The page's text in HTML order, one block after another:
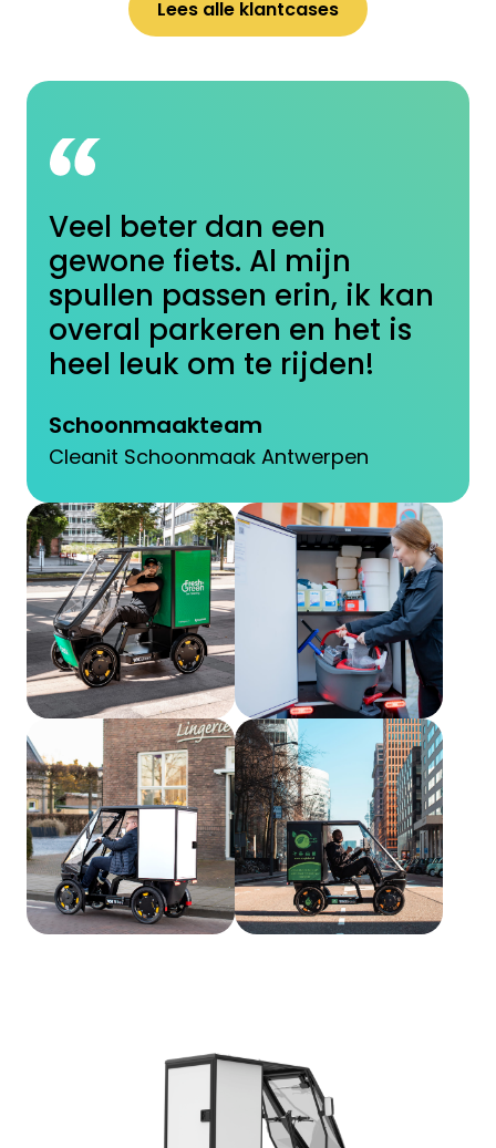
Lees alle klantcases
Veel beter dan een
gewone fiets. Al mijn
spullen passen erin, ik kan
overal parkeren en het is
heel leuk om te rijden!
Schoonmaakteam
Cleanit Schoonmaak Antwerpen